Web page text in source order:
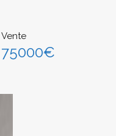
Vente
75000€